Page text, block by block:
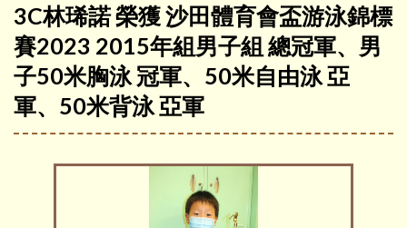
3C林琋諾 榮獲 沙田體育會盃游泳錦標
賽2023 2015年組男子組 總冠軍、男
子50米胸泳 冠軍、50米自由泳 亞
軍、50米背泳 亞軍